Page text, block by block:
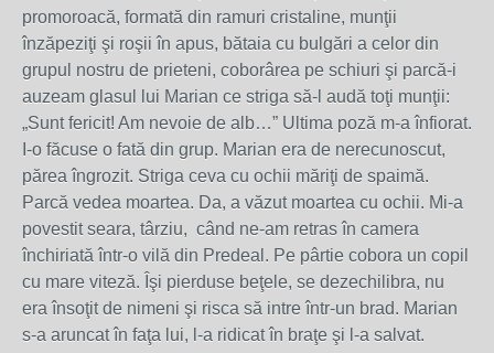
promoroacă, formată din ramuri cristaline, munţii
înzăpeziţi şi roşii în apus, bătaia cu bulgări a celor din
grupul nostru de prieteni, coborârea pe schiuri şi parcă-i
auzeam glasul lui Marian ce striga să-l audă toţi munţii:
„Sunt fericit! Am nevoie de alb…” Ultima poză m-a înfiorat.
I-o făcuse o fată din grup. Marian era de nerecunoscut,
părea îngrozit. Striga ceva cu ochii măriţi de spaimă.
Parcă vedea moartea. Da, a văzut moartea cu ochii. Mi-a
povestit seara, târziu, când ne-am retras în camera
închiriată într-o vilă din Predeal. Pe pârtie cobora un copil
cu mare viteză. Îşi pierduse beţele, se dezechilibra, nu
era însoţit de nimeni şi risca să intre într-un brad. Marian
s-a aruncat în faţa lui, l-a ridicat în braţe şi l-a salvat.